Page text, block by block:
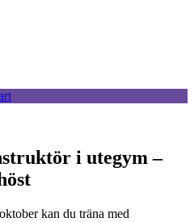
i utegym –
kan du träna med